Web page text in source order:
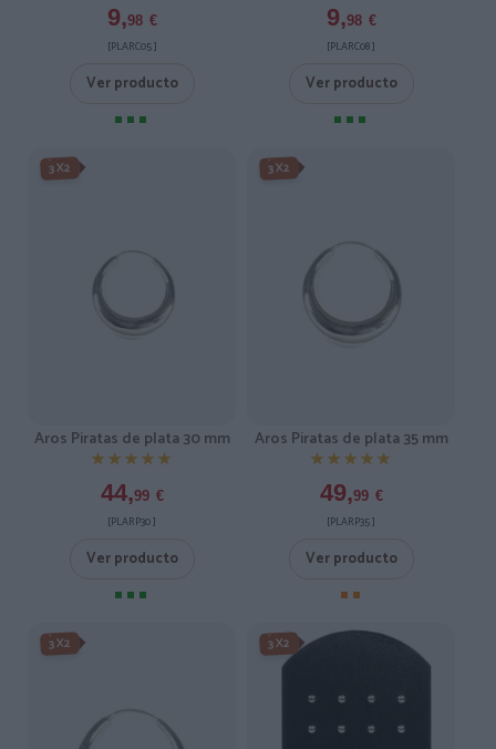
9,98 €
[PLARC05 ]
Ver producto
9,98 €
[PLARC08 ]
Ver producto
3X2
Aros Piratas de plata 30 mm
★★★★★
★★★★★
44,99 €
[PLARP30 ]
Ver producto
3X2
Aros Piratas de plata 35 mm
★★★★★
★★★★★
49,99 €
[PLARP35 ]
Ver producto
3X2 3X2